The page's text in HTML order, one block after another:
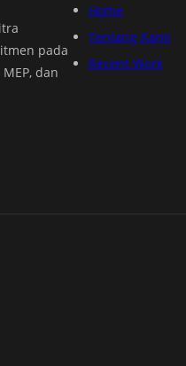
pada
dan
Home
Tentang Kami
Recent Work